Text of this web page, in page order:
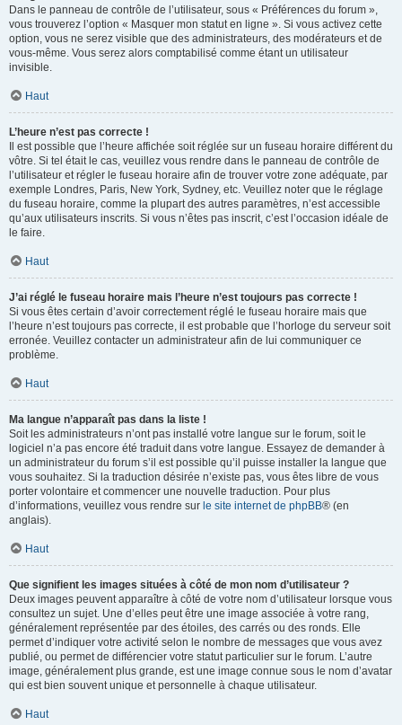
Dans le panneau de contrôle de l’utilisateur, sous « Préférences du forum »,
vous trouverez l’option « Masquer mon statut en ligne ». Si vous activez cette
option, vous ne serez visible que des administrateurs, des modérateurs et de
vous-même. Vous serez alors comptabilisé comme étant un utilisateur
invisible.
Haut
L’heure n’est pas correcte !
Il est possible que l’heure affichée soit réglée sur un fuseau horaire différent du
vôtre. Si tel était le cas, veuillez vous rendre dans le panneau de contrôle de
l’utilisateur et régler le fuseau horaire afin de trouver votre zone adéquate, par
exemple Londres, Paris, New York, Sydney, etc. Veuillez noter que le réglage
du fuseau horaire, comme la plupart des autres paramètres, n’est accessible
qu’aux utilisateurs inscrits. Si vous n’êtes pas inscrit, c’est l’occasion idéale de
le faire.
Haut
J’ai réglé le fuseau horaire mais l’heure n’est toujours pas correcte !
Si vous êtes certain d’avoir correctement réglé le fuseau horaire mais que
l’heure n’est toujours pas correcte, il est probable que l’horloge du serveur soit
erronée. Veuillez contacter un administrateur afin de lui communiquer ce
problème.
Haut
Ma langue n’apparaît pas dans la liste !
Soit les administrateurs n’ont pas installé votre langue sur le forum, soit le
logiciel n’a pas encore été traduit dans votre langue. Essayez de demander à
un administrateur du forum s’il est possible qu’il puisse installer la langue que
vous souhaitez. Si la traduction désirée n’existe pas, vous êtes libre de vous
porter volontaire et commencer une nouvelle traduction. Pour plus
d’informations, veuillez vous rendre sur le site internet de phpBB® (en
anglais).
Haut
Que signifient les images situées à côté de mon nom d’utilisateur ?
Deux images peuvent apparaître à côté de votre nom d’utilisateur lorsque vous
consultez un sujet. Une d’elles peut être une image associée à votre rang,
généralement représentée par des étoiles, des carrés ou des ronds. Elle
permet d’indiquer votre activité selon le nombre de messages que vous avez
publié, ou permet de différencier votre statut particulier sur le forum. L’autre
image, généralement plus grande, est une image connue sous le nom d’avatar
qui est bien souvent unique et personnelle à chaque utilisateur.
Haut